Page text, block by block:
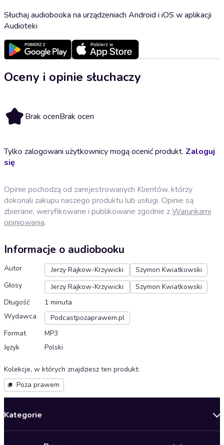
Słuchaj audiobooka na urządzeniach Android i iOS w aplikacji
Audioteki
Oceny i opinie słuchaczy
Brak ocenBrak ocen
Tylko zalogowani użytkownicy mogą ocenić produkt. Zaloguj
się
Opinie pochodzą od zarejestrowanych Klientów, którzy
dokonali zakupu naszego produktu lub usługi. Opinie są
zbierane, weryfikowane i publikowane zgodnie zWarunkami
opiniowania.
Informacje o audiobooku
Autor Jerzy Rajkow-Krzywicki
Szymon Kwiatkowski
Głosy
Jerzy Rajkow-Krzywicki
Szymon Kwiatkowski
Długość
1 minuta
Wydawca
Podcastpozaprawem.pl
Format
MP3
Język
Polski
Kolekcje, w których znajdziesz ten produkt:
Poza prawem
Kategorie